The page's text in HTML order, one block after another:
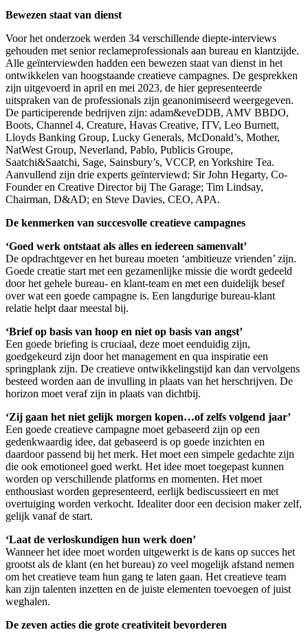
Bewezen staat van dienst
Voor het onderzoek werden 34 verschillende diepte-interviews
gehouden met senior reclameprofessionals aan bureau en klantzijde.
Alle geïnterviewden hadden een bewezen staat van dienst in het
ontwikkelen van hoogstaande creatieve campagnes. De gesprekken
zijn uitgevoerd in april en mei 2023, de hier gepresenteerde
uitspraken van de professionals zijn geanonimiseerd weergegeven.
De participerende bedrijven zijn: adam&eveDDB, AMV BBDO,
Boots, Channel 4, Creature, Havas Creative, ITV, Leo Burnett,
Lloyds Banking Group, Lucky Generals, McDonald’s, Mother,
NatWest Group, Neverland, Pablo, Publicis Groupe,
Saatchi&Saatchi, Sage, Sainsbury’s, VCCP, en Yorkshire Tea.
Aanvullend zijn drie experts geïnterviewd: Sir John Hegarty, Co-
Founder en Creative Director bij The Garage; Tim Lindsay,
Chairman, D&AD; en Steve Davies, CEO, APA.
De kenmerken van succesvolle creatieve campagnes
‘Goed werk ontstaat als alles en iedereen samenvalt’
De opdrachtgever en het bureau moeten ‘ambitieuze vrienden’ zijn.
Goede creatie start met een gezamenlijke missie die wordt gedeeld
door het gehele bureau- en klant-team en met een duidelijk besef
over wat een goede campagne is. Een langdurige bureau-klant
relatie helpt daar meestal bij.
‘Brief op basis van hoop en niet op basis van angst’
Een goede briefing is cruciaal, deze moet eenduidig zijn,
goedgekeurd zijn door het management en qua inspiratie een
springplank zijn. De creatieve ontwikkelingstijd kan dan vervolgens
besteed worden aan de invulling in plaats van het herschrijven. De
horizon moet veraf zijn in plaats van dichtbij.
‘Zij gaan het niet gelijk morgen kopen…of zelfs volgend jaar’
Een goede creatieve campagne moet gebaseerd zijn op een
gedenkwaardig idee, dat gebaseerd is op goede inzichten en
daardoor passend bij het merk. Het moet een simpele gedachte zijn
die ook emotioneel goed werkt. Het idee moet toegepast kunnen
worden op verschillende platforms en momenten. Het moet
enthousiast worden gepresenteerd, eerlijk bediscussieert en met
overtuiging worden verkocht. Idealiter door een decision maker zelf,
gelijk vanaf de start.
‘Laat de verloskundigen hun werk doen’
Wanneer het idee moet worden uitgewerkt is de kans op succes het
grootst als de klant (en het bureau) zo veel mogelijk afstand nemen
om het creatieve team hun gang te laten gaan. Het creatieve team
kan zijn talenten inzetten en de juiste elementen toevoegen of juist
weghalen.
De zeven acties die grote creativiteit bevorderen